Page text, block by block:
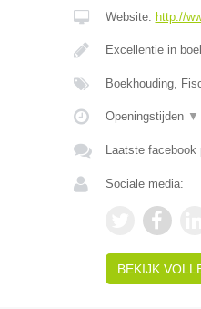
Website: http://
Excellentie in
Boekhouding,
Openingstijden ▼
Laatste facebook
Sociale media:
BEKIJK